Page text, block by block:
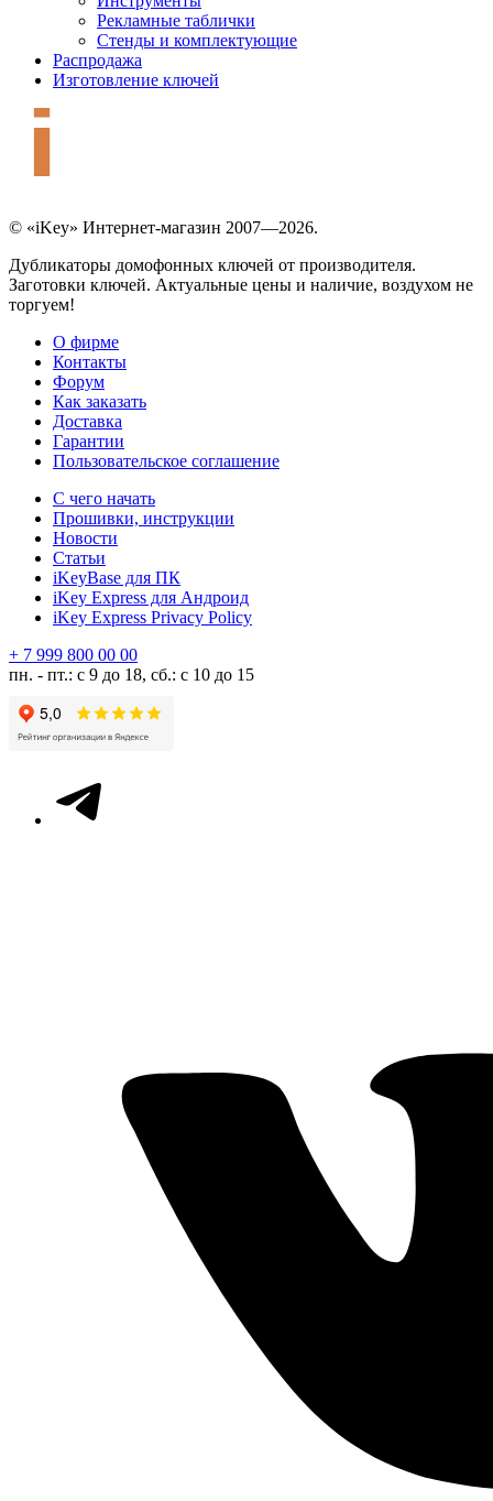
Рекламные таблички
Стенды и комплектующие
Распродажа
Изготовление ключей
© «iKey» Интернет-магазин 2007—2026.
Дубликаторы домофонных ключей от производителя.
Заготовки ключей. Актуальные цены и наличие, воздухом не
торгуем!
О фирме
Контакты
Форум
Как заказать
Доставка
Гарантии
Пользовательское соглашение
С чего начать
Прошивки, инструкции
Новости
Статьи
iKeyBase для ПК
iKey Express для Андроид
iKey Express Privacy Policy
+ 7 999 800 00 00
пн. - пт.: с 9 до 18, сб.: с 10 до 15